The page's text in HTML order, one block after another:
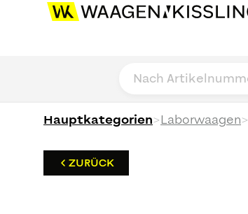
Hauptkategorien>Laborwaagen>
ZURÜCK